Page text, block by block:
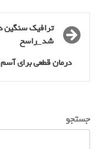
ترافیک سنگین
شد_راسخ
درمان قطعی برای
جستجو